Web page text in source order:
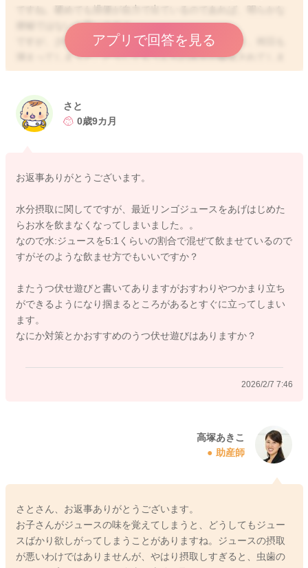
便秘ではないと思いますよ。
ですが、少量ずつで、なかなか出きっていなかったり、何日も
溜まってしまうと、どうしてもうんちの水分が吸収されてしま
い、より硬いうんちになってしまうと思います。ですので、や
り、うつ伏せ遊びの時間を増やしたり、ヨーグルトやバナナな
どを摂取するなど続けてみてくださいね。もし、それでも硬い
アプリで回答を見る
さと
0歳9カ月
お返事ありがとうございます。
水分摂取に関してですが、最近リンゴジュースをあげはじめた
らお水を飲まなくなってしまいました。。
なので水:ジュースを5:1くらいの割合で混ぜて飲ませているので
すがそのような飲ませ方でもいいですか？
またうつ伏せ遊びと書いてありますがおすわりやつかまり立ち
ができるようになり掴まるところがあるとすぐに立ってしまい
ます。
なにか対策とかおすすめのうつ伏せ遊びはありますか？
2026/2/7 7:46
高塚あきこ
助産師
さとさん、お返事ありがとうございます。
お子さんがジュースの味を覚えてしまうと、どうしてもジュー
スばかり欲しがってしまうことがありますね。ジュースの摂取
が悪いわけではありませんが、やはり摂取しすぎると、虫歯の